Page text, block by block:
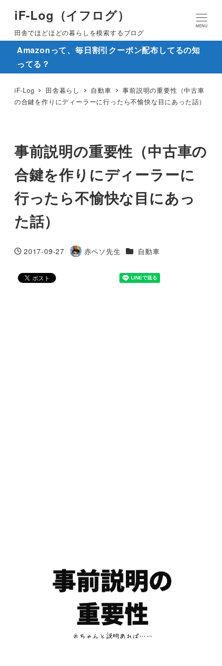
iF-Log（イフログ）
田舎でほどほどの暮らしを模索するブログ
MENU
Amazonって、毎日割引クーポン配布してるの知
ってる？
iF-Log 田舎暮らし 自動車
事前説明の重要性（中古車
の合鍵を作りにディーラーに行ったら不愉快な目にあった話）
事前説明の重要性（中古車の
合鍵を作りにディーラーに
行ったら不愉快な目にあっ
た話）
投稿日
2017-09-27
著
赤ペソ先生 カテゴリー
自動車